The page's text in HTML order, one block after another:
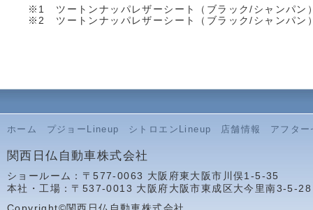
※1 ツートンナッパレザーシート（ブラック/シャンパン
※2 ツートンナッパレザーシート（ブラック/シャンパン
ホーム プジョーLineup シトロエンLineup 店舗情報 アフタ
関西日仏自動車株式会社
ショールーム：〒577-0063 大阪府東大阪市川俣1-5-35
本社・工場：〒537-0013 大阪府大阪市東成区大今里南3-5-28